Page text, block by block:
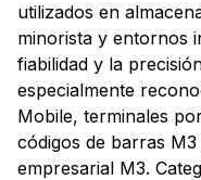
utilizados en
minorista y entornos
fiabilidad y la
especialmente
Mobile, terminales
códigos de barras
empresarial M3.